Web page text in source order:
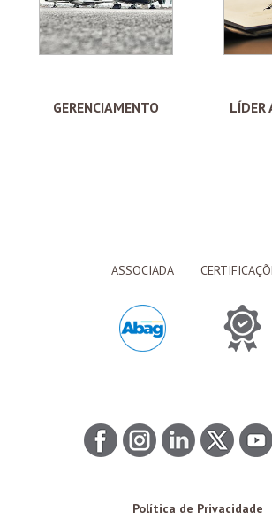
GERENCIAMENTO LÍDER
ASSOCIADA
Política de Privacidade